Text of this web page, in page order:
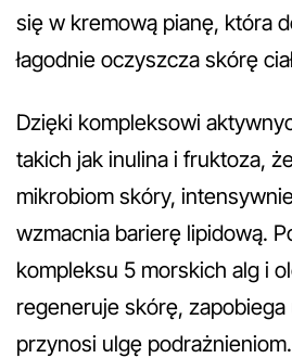
się w kremową pianę, która
łagodnie oczyszcza skórę
Dzięki kompleksowi
takich jak inulina i fruktoza,
mikrobiom skóry,
wzmacnia barierę lipidową.
kompleksu 5 morskich alg i
regeneruje skórę,
przynosi ulgę podrażnieniom.